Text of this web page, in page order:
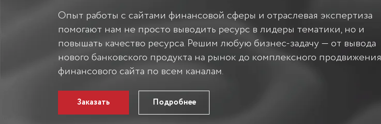
Опыт работы с сайтами финансовой сферы и отраслевая экспертиза
помогают нам не просто выводить ресурс в лидеры тематики, но и
повышать качество ресурса. Решим любую бизнес-задачу — от вывода
нового банковского продукта на рынок до комплексного продвижения
финансового сайта по всем каналам.
Заказать Подробнее